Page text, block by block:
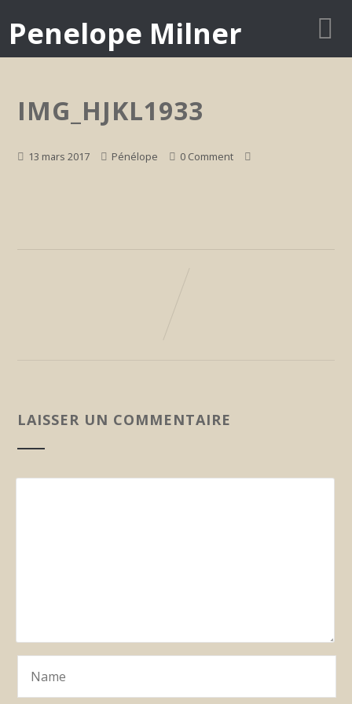
Penelope Milner
IMG_HJKL1933
13 mars 2017 Pénélope 0 Comment
LAISSER UN COMMENTAIRE